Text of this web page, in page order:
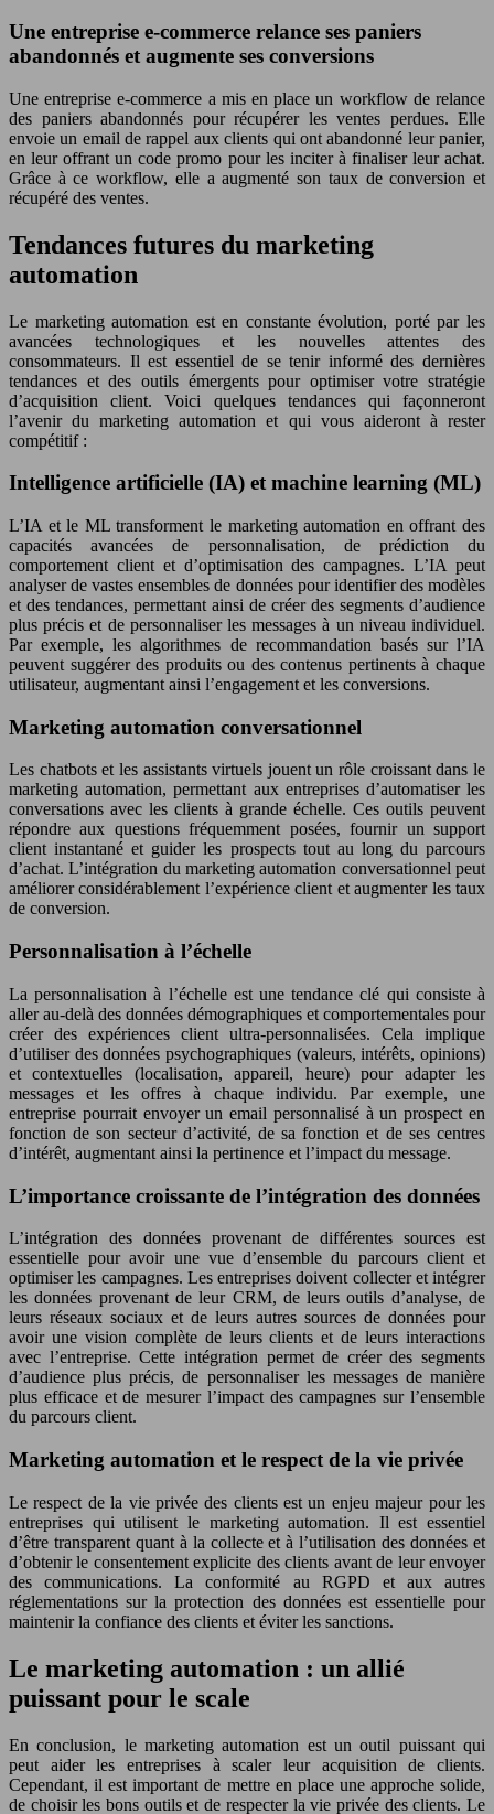
Une entreprise e-commerce relance ses paniers
abandonnés et augmente ses conversions
Une entreprise e-commerce a mis en place un workflow de relance
des paniers abandonnés pour récupérer les ventes perdues. Elle
envoie un email de rappel aux clients qui ont abandonné leur panier,
en leur offrant un code promo pour les inciter à finaliser leur achat.
Grâce à ce workflow, elle a augmenté son taux de conversion et
récupéré des ventes.
Tendances futures du marketing
automation
Le marketing automation est en constante évolution, porté par les
avancées technologiques et les nouvelles attentes des
consommateurs. Il est essentiel de se tenir informé des dernières
tendances et des outils émergents pour optimiser votre stratégie
d’acquisition client. Voici quelques tendances qui façonneront
l’avenir du marketing automation et qui vous aideront à rester
compétitif :
Intelligence artificielle (IA) et machine learning (ML)
L’IA et le ML transforment le marketing automation en offrant des
capacités avancées de personnalisation, de prédiction du
comportement client et d’optimisation des campagnes. L’IA peut
analyser de vastes ensembles de données pour identifier des modèles
et des tendances, permettant ainsi de créer des segments d’audience
plus précis et de personnaliser les messages à un niveau individuel.
Par exemple, les algorithmes de recommandation basés sur l’IA
peuvent suggérer des produits ou des contenus pertinents à chaque
utilisateur, augmentant ainsi l’engagement et les conversions.
Marketing automation conversationnel
Les chatbots et les assistants virtuels jouent un rôle croissant dans le
marketing automation, permettant aux entreprises d’automatiser les
conversations avec les clients à grande échelle. Ces outils peuvent
répondre aux questions fréquemment posées, fournir un support
client instantané et guider les prospects tout au long du parcours
d’achat. L’intégration du marketing automation conversationnel peut
améliorer considérablement l’expérience client et augmenter les taux
de conversion.
Personnalisation à l’échelle
La personnalisation à l’échelle est une tendance clé qui consiste à
aller au-delà des données démographiques et comportementales pour
créer des expériences client ultra-personnalisées. Cela implique
d’utiliser des données psychographiques (valeurs, intérêts, opinions)
et contextuelles (localisation, appareil, heure) pour adapter les
messages et les offres à chaque individu. Par exemple, une
entreprise pourrait envoyer un email personnalisé à un prospect en
fonction de son secteur d’activité, de sa fonction et de ses centres
d’intérêt, augmentant ainsi la pertinence et l’impact du message.
L’importance croissante de l’intégration des données
L’intégration des données provenant de différentes sources est
essentielle pour avoir une vue d’ensemble du parcours client et
optimiser les campagnes. Les entreprises doivent collecter et intégrer
les données provenant de leur CRM, de leurs outils d’analyse, de
leurs réseaux sociaux et de leurs autres sources de données pour
avoir une vision complète de leurs clients et de leurs interactions
avec l’entreprise. Cette intégration permet de créer des segments
d’audience plus précis, de personnaliser les messages de manière
plus efficace et de mesurer l’impact des campagnes sur l’ensemble
du parcours client.
Marketing automation et le respect de la vie privée
Le respect de la vie privée des clients est un enjeu majeur pour les
entreprises qui utilisent le marketing automation. Il est essentiel
d’être transparent quant à la collecte et à l’utilisation des données et
d’obtenir le consentement explicite des clients avant de leur envoyer
des communications. La conformité au RGPD et aux autres
réglementations sur la protection des données est essentielle pour
maintenir la confiance des clients et éviter les sanctions.
Le marketing automation : un allié
puissant pour le scale
En conclusion, le marketing automation est un outil puissant qui
peut aider les entreprises à scaler leur acquisition de clients.
Cependant, il est important de mettre en place une approche solide,
de choisir les bons outils et de respecter la vie privée des clients. Le